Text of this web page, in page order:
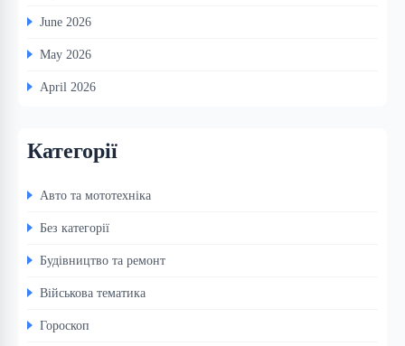
June 2026
May 2026
April 2026
Категорії
Авто та мототехніка
Без категорії
Будівництво та ремонт
Військова тематика
Гороскоп